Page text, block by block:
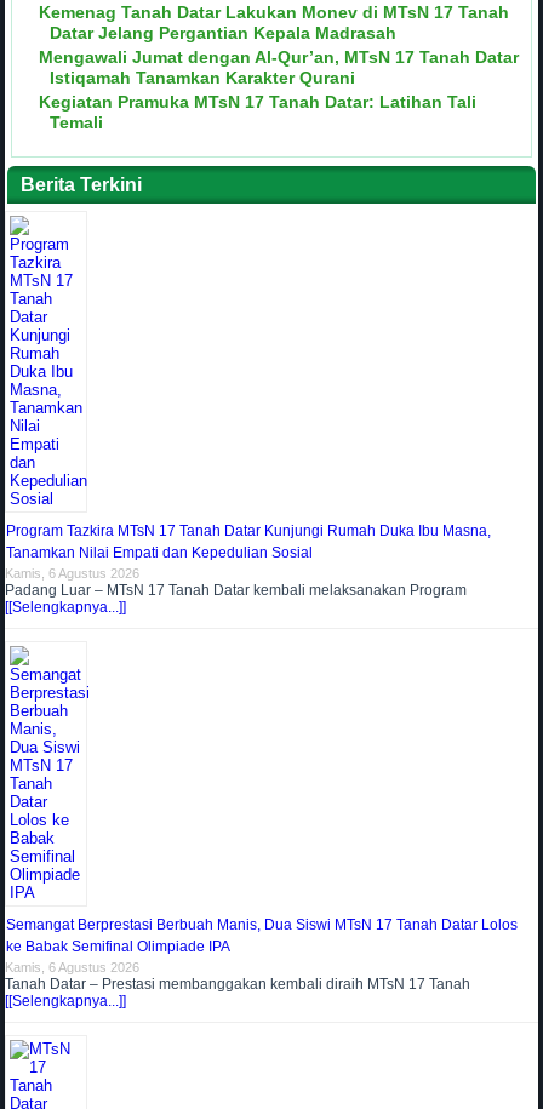
Kemenag Tanah Datar Lakukan Monev di MTsN 17 Tanah
Datar Jelang Pergantian Kepala Madrasah
Mengawali Jumat dengan Al-Qur’an, MTsN 17 Tanah Datar
Istiqamah Tanamkan Karakter Qurani
Kegiatan Pramuka MTsN 17 Tanah Datar: Latihan Tali
Temali
Berita Terkini
Program Tazkira MTsN 17 Tanah Datar Kunjungi Rumah Duka Ibu Masna,
Tanamkan Nilai Empati dan Kepedulian Sosial
Kamis, 6 Agustus 2026
Padang Luar – MTsN 17 Tanah Datar kembali melaksanakan Program
[[Selengkapnya...]]
Semangat Berprestasi Berbuah Manis, Dua Siswi MTsN 17 Tanah Datar Lolos
ke Babak Semifinal Olimpiade IPA
Kamis, 6 Agustus 2026
Tanah Datar – Prestasi membanggakan kembali diraih MTsN 17 Tanah
[[Selengkapnya...]]